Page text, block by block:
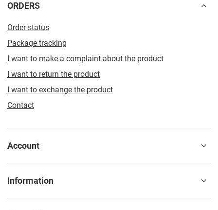
ORDERS
Order status
Package tracking
I want to make a complaint about the product
I want to return the product
I want to exchange the product
Contact
Account
Information